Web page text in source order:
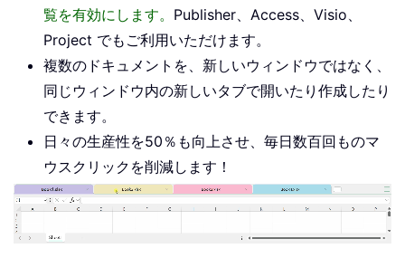
覧を有効にします。 Publisher、Access、Visio、
Project でもご利用いただけます。
複数のドキュメントを、新しいウィンドウではなく、
同じウィンドウ内の新しいタブで開いたり作成したり
できます。
日々の生産性を50％も向上させ、毎日数百回ものマ
ウスクリックを削減します！